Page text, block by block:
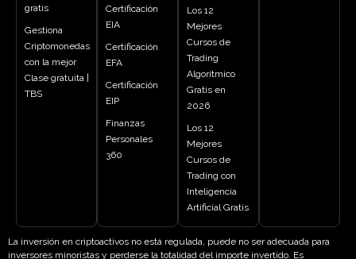
gratis
Gestiona
Criptomonedas
con la mejor
Clase gratuita |
TBS
Certificación
EIA
Certificación
EFA
Certificación
EIP
Finanzas
Personales
360
Los 12
Mejores
Cursos de
Trading
Algorítmico
Gratis en
2026
Los 12
Mejores
Cursos de
Trading con
Inteligencia
Artificial Gratis
La inversión en criptoactivos no está regulada, puede no ser adecuada para
inversores minoristas y perderse la totalidad del importe invertido. Es